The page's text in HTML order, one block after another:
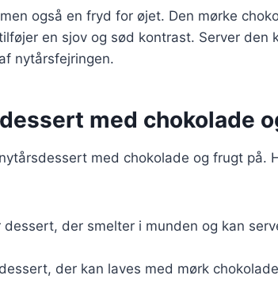
også en fryd for øjet. Den mørke
en sjov og sød kontrast. Server den
nytårsfejringen.
med chokolade
med chokolade og frugt på.
der smelter i munden og kan
der kan laves med mørk